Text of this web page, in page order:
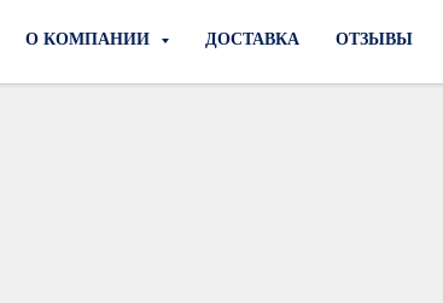
О КОМПАНИИ ДОСТАВКА ОТЗЫВЫ